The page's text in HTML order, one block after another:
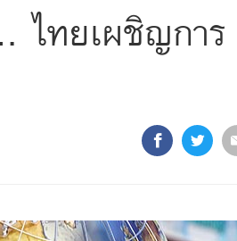
ไทยเผชิญการ